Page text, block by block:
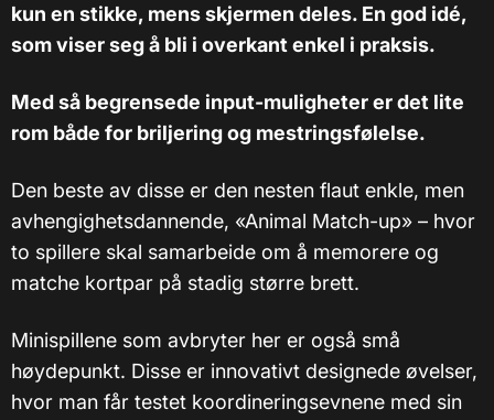
kun en stikke, mens skjermen deles. En god idé,
som viser seg å bli i overkant enkel i praksis.
Med så begrensede input-muligheter er det lite
rom både for briljering og mestringsfølelse.
Den beste av disse er den nesten flaut enkle, men
avhengighetsdannende, «Animal Match-up» – hvor
to spillere skal samarbeide om å memorere og
matche kortpar på stadig større brett.
Minispillene som avbryter her er også små
høydepunkt. Disse er innovativt designede øvelser,
hvor man får testet koordineringsevnene med sin